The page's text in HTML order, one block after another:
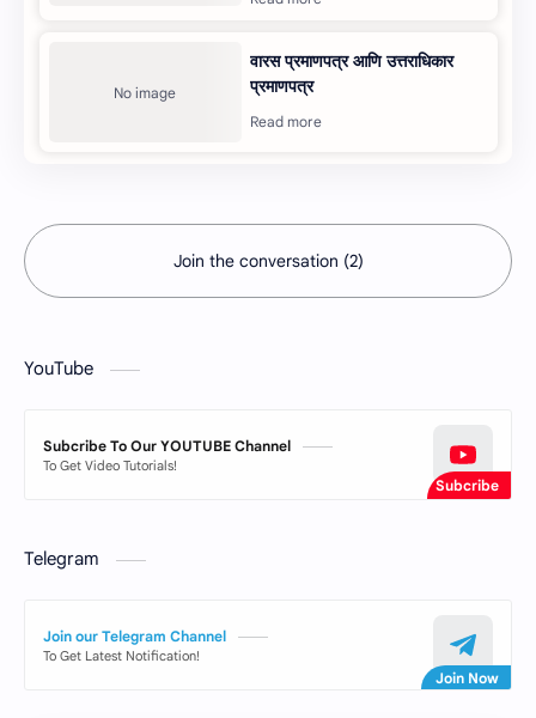
वारस प्रमाणपत्र आणि उत्तराधिकार
प्रमाणपत्र
Join the conversation (2)
YouTube
Subcribe To Our YOUTUBE Channel
To Get Video Tutorials!
Telegram
Join our Telegram Channel
To Get Latest Notification!